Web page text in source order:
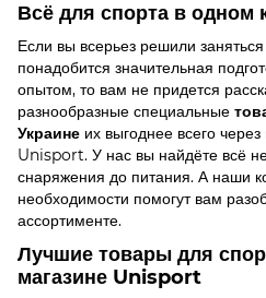
Всё для спорта в одном
Если вы всерьез решили
понадобится значительная
опытом, то вам не придется
разнообразные специальные
Украине их выгоднее всего
Unisport. У нас вы найдёте всё
снаряжения до питания. А наши
необходимости помогут вам
ассортименте.
Лучшие товары для
магазине Unisport